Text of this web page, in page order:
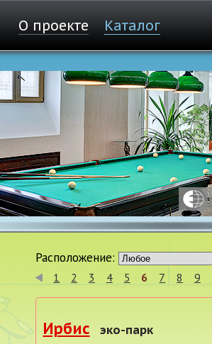
О проекте Каталог
Расположение:
1 2 3 4 5 6 7 8 9
Ирбис эко-парк